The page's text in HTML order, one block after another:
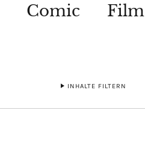
Comic Film
INHALTE FILTERN